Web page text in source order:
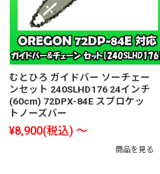
むとひろ ガイドバー ソーチェー
ンセット 240SLHD176 24インチ
(60cm) 72DPX-84E スプロケッ
トノーズバー
¥8,900(税込) ～
商品を見る